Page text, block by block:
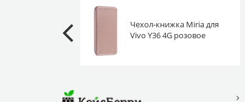
Чехол-книжка Miria для
Vivo Y36 4G розовое